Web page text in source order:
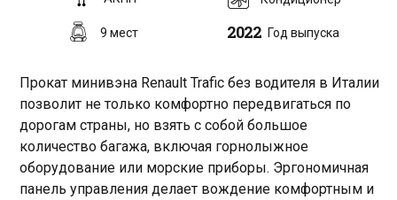
9 мест 2022 Год выпуска
Прокат минивэна Renault Trafic без водителя в Италии
позволит не только комфортно передвигаться по
дорогам страны, но взять с собой большое
количество багажа, включая горнолыжное
оборудование или морские приборы. Эргономичная
панель управления делает вождение комфортным и